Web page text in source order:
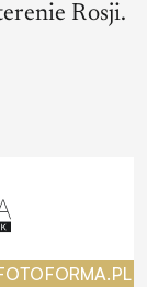
Rosji.